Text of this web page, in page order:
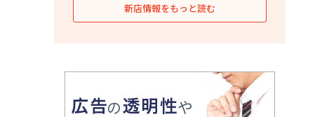
新店情報をもっと読む